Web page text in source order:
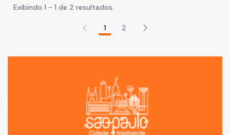
Exibindo 1 - 1 de 2 resultados.
1 2